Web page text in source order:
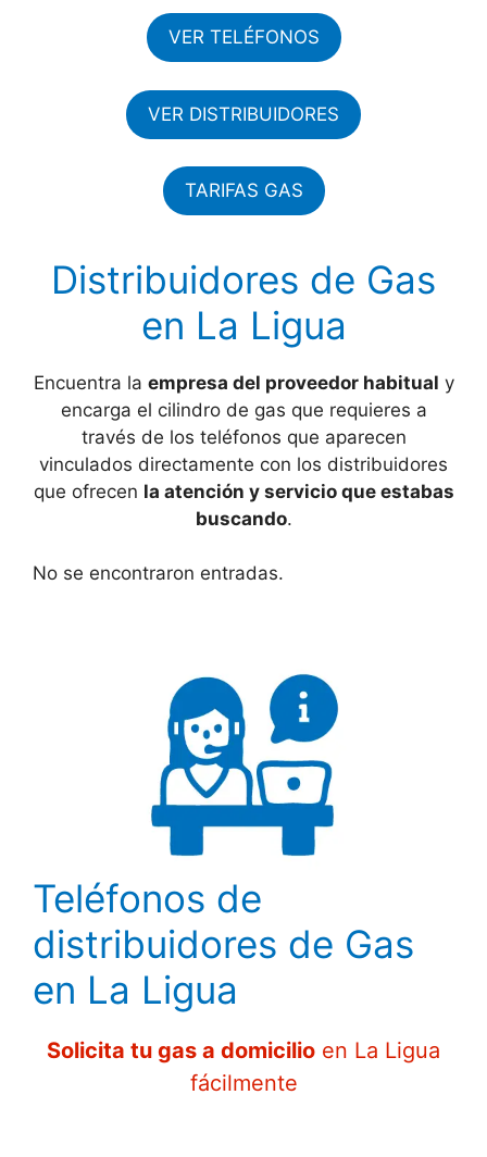
VER TELÉFONOS
VER DISTRIBUIDORES
TARIFAS GAS
Distribuidores de Gas
en La Ligua
Encuentra la empresa del proveedor habitual y
encarga el cilindro de gas que requieres a
través de los teléfonos que aparecen
vinculados directamente con los distribuidores
que ofrecen la atención y servicio que estabas
buscando.
No se encontraron entradas.
Teléfonos de
distribuidores de Gas
en La Ligua
Solicita tu gas a domicilio en La Ligua
fácilmente